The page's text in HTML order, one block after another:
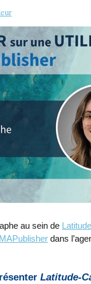
au sein de
MAPublisher dans
Latitude-